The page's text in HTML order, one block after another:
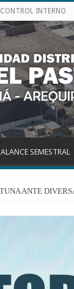
CONTROL INTERNO
SEMESTRAL
ANTE